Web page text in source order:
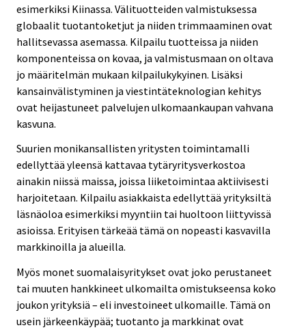
esimerkiksi Kiinassa. Välituotteiden valmistuksessa
globaalit tuotantoketjut ja niiden trimmaaminen ovat
hallitsevassa asemassa. Kilpailu tuotteissa ja niiden
komponenteissa on kovaa, ja valmistusmaan on oltava
jo määritelmän mukaan kilpailukykyinen. Lisäksi
kansainvälistyminen ja viestintäteknologian kehitys
ovat heijastuneet palvelujen ulkomaankaupan vahvana
kasvuna.
Suurien monikansallisten yritysten toimintamalli
edellyttää yleensä kattavaa tytäryritysverkostoa
ainakin niissä maissa, joissa liiketoimintaa aktiivisesti
harjoitetaan. Kilpailu asiakkaista edellyttää yrityksiltä
läsnäoloa esimerkiksi myyntiin tai huoltoon liittyvissä
asioissa. Erityisen tärkeää tämä on nopeasti kasvavilla
markkinoilla ja alueilla.
Myös monet suomalaisyritykset ovat joko perustaneet
tai muuten hankkineet ulkomailta omistukseensa koko
joukon yrityksiä – eli investoineet ulkomaille. Tämä on
usein järkeenkäypää; tuotanto ja markkinat ovat